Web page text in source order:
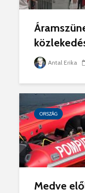
Antal Erika
ORSZÁG
Medve